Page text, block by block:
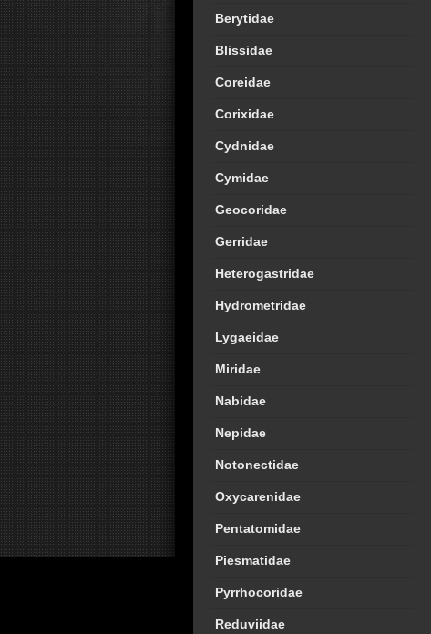
Berytidae
Blissidae
Coreidae
Corixidae
Cydnidae
Cymidae
Geocoridae
Gerridae
Heterogastridae
Hydrometridae
Lygaeidae
Miridae
Nabidae
Nepidae
Notonectidae
Oxycarenidae
Pentatomidae
Piesmatidae
Pyrrhocoridae
Reduviidae